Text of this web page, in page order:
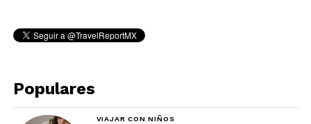
Populares
VIAJAR CON NIÑOS